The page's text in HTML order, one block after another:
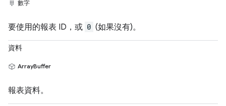
數字
要使用的報表 ID，或 0 (如果沒有)。
資料
ArrayBuffer
報表資料。